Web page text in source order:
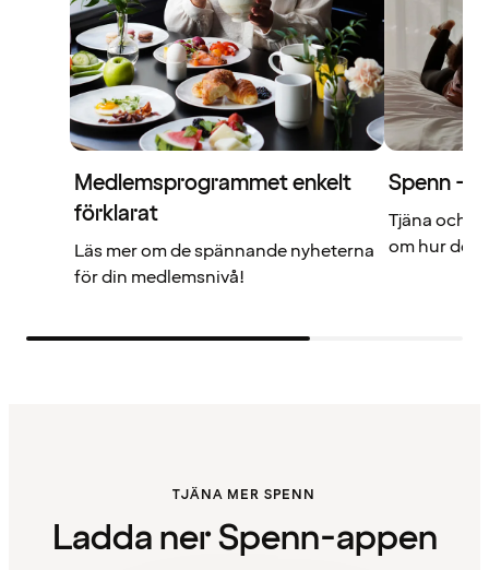
Medlemsprogrammet enkelt
förklarat
Läs mer om de spännande nyheterna
för din medlemsnivå!
Spenn –
Tjäna och
om hur det
TJÄNA MER SPENN
Ladda ner Spenn-appen